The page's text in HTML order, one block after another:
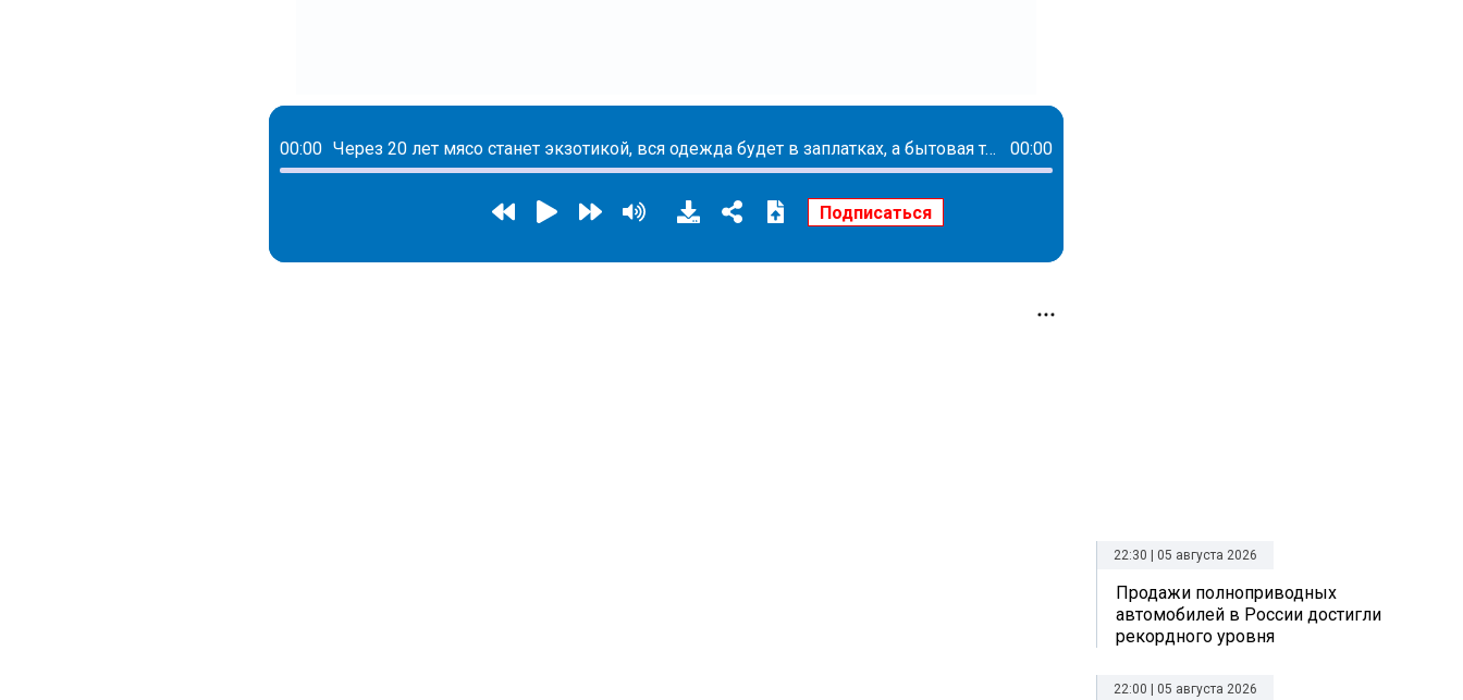
00:00 Через 20 лет мясо станет экзотикой, вся одежда будет в заплатках, а бытовая техника сможет работать по 40 лет 00:00
22:30 | 05 августа 2026
Продажи полноприводных
автомобилей в России достигли
рекордного уровня
22:00 | 05 августа 2026